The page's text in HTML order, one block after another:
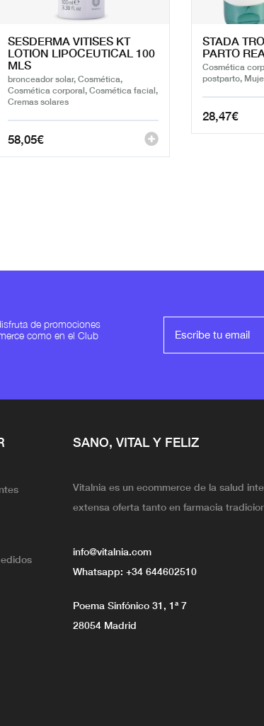
SESDERMA VITISES KT
LOTION LIPOCEUTICAL 100
MLS
bronceador solar, Cosmética,
Cosmética corporal, Cosmética facial,
Cremas solares
58,05€
STADA
PARTO
Cosmética
postparto,
28,47€
de promociones
como en el Club
SANO, VITAL Y FELIZ
Vitalnia es un ecommerce de la salud
extensa oferta tanto en farmacia
info@vitalnia.com
Whatsapp: +34 644602510
Poema Sinfónico 31, 1ª 7
28054 Madrid